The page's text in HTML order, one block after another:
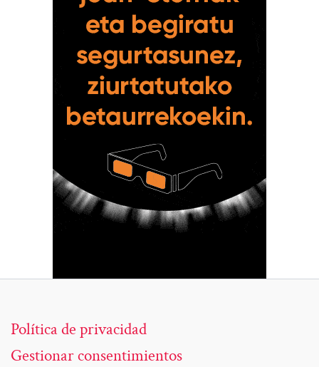
Política de privacidad
Gestionar consentimientos